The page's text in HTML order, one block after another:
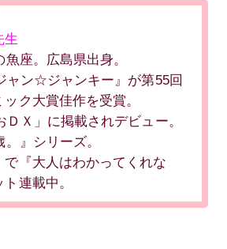
生
座。広島県出身。
ャン☆ジャンキー』が第55回
ク大賞佳作を受賞。
ＤＸ」に掲載されデビュー。
』シリーズ。
で『大人はわかってくれな
連載中。